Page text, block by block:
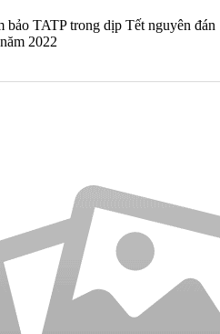
bảo TATP trong dịp Tết nguyên đán
2022